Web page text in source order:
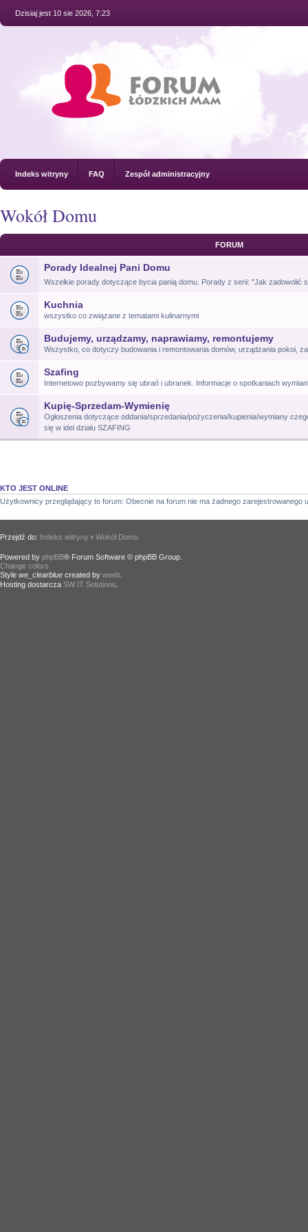
Dzisiaj jest 10 sie 2026, 7:23
Indeks witryny FAQ Zespół administracyjny
Wokół Domu
FORUM
Porady Idealnej Pani Domu
Wszelkie porady dotyczące bycia panią domu. Porady z serii: "Jak zadowolić
Kuchnia
wszystko co związane z tematami kulinarnymi
Budujemy, urządzamy, naprawiamy, remontujemy
Wszystko, co dotyczy budowania i remontowania domów, urządzania pokoi,
Szafing
Internetowo pozbywamy się ubrań i ubranek. Informacje o spotkaniach
Kupię-Sprzedam-Wymienię
Ogłoszenia dotyczące oddania/sprzedania/pożyczenia/kupienia/wymiany
się w idei działu SZAFING
KTO JEST ONLINE
Użytkownicy przeglądający to forum: Obecnie na forum nie ma żadnego zarejestrowanego
Przejdź do: Indeks witryny › Wokół Domu
Powered by phpBB® Forum Software © phpBB Group.
Change colors
Style we_clearblue created by weeb
Hosting dostarcza SW IT Solutions